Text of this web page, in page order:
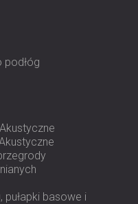
budowy po
lub maszyn
podłóg
pułapki basowe i